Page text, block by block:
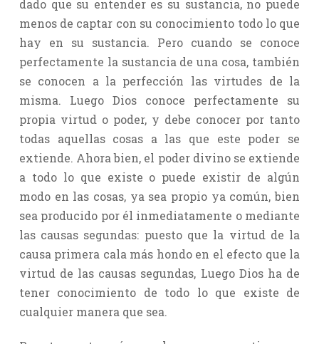
dado que su entender es su sustancia, no puede
menos de captar con su conocimiento todo lo que
hay en su sustancia. Pero cuando se conoce
perfectamente la sustancia de una cosa, también
se conocen a la perfección las virtudes de la
misma. Luego Dios conoce perfectamente su
propia virtud o poder, y debe conocer por tanto
todas aquellas cosas a las que este poder se
extiende. Ahora bien, el poder divino se extiende
a todo lo que existe o puede existir de algún
modo en las cosas, ya sea propio ya común, bien
sea producido por él inmediatamente o mediante
las causas segundas: puesto que la virtud de la
causa primera cala más hondo en el efecto que la
virtud de las causas segundas, Luego Dios ha de
tener conocimiento de todo lo que existe de
cualquier manera que sea.